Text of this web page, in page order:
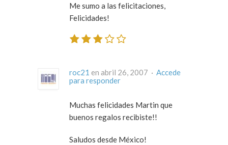
Me sumo a las felicitaciones,
Felicidades!
roc21 en abril 26, 2007 · Accede
para responder
Muchas felicidades Martin que
buenos regalos recibiste!!
Saludos desde México!